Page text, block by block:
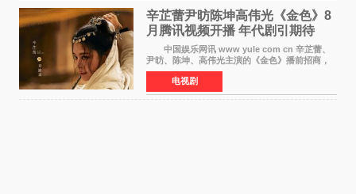
辛芷蕾尹昉陈坤高伟光《金色》8
月腾讯视频开播 年代剧引期待
中国娱乐网讯 www yule com cn 辛芷蕾、
尹昉、陈坤、高伟光主演的《金色》播前招商，
预计8月腾讯视频开播。这部年代剧汇集了众多实
力派演员，阵容强大，引发了观众的广泛关
注。 《金色》
电视剧